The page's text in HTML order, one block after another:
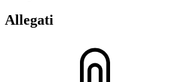
Allegati